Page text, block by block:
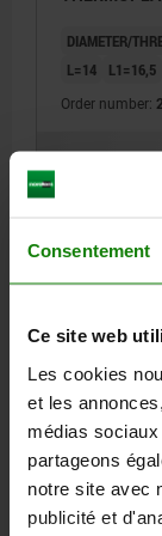
Consentement
Ce site web
Les cookies
et les
médias
partageons
notre site avec
publicité et
DIAMETER/
L=14
L1=16,5
Order number:
PLUG